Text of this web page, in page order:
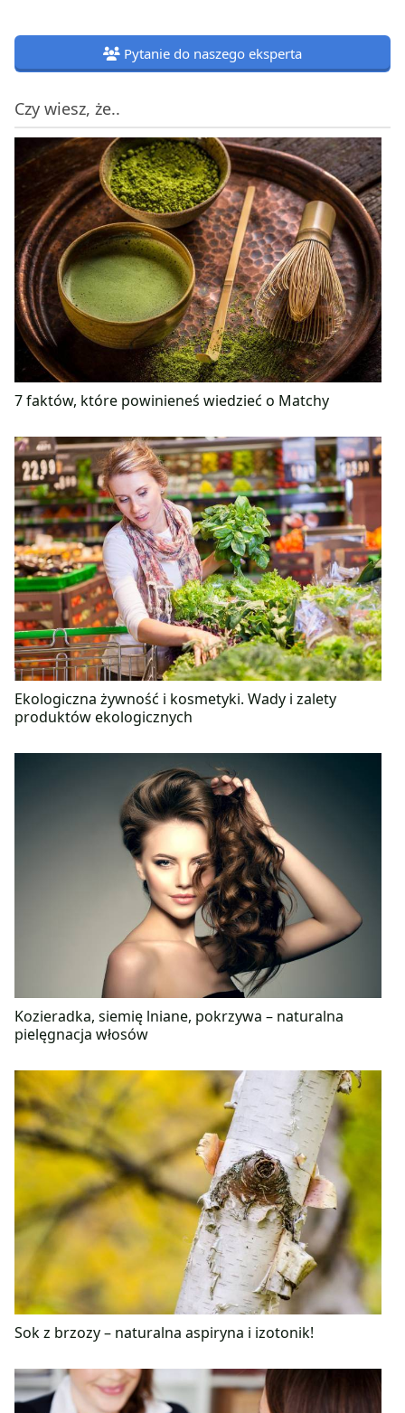
Pytanie do naszego eksperta
Czy wiesz, że..
7 faktów, które powinieneś wiedzieć o Matchy
Ekologiczna żywność i kosmetyki. Wady i zalety
produktów ekologicznych
Kozieradka, siemię lniane, pokrzywa – naturalna
pielęgnacja włosów
Sok z brzozy – naturalna aspiryna i izotonik!